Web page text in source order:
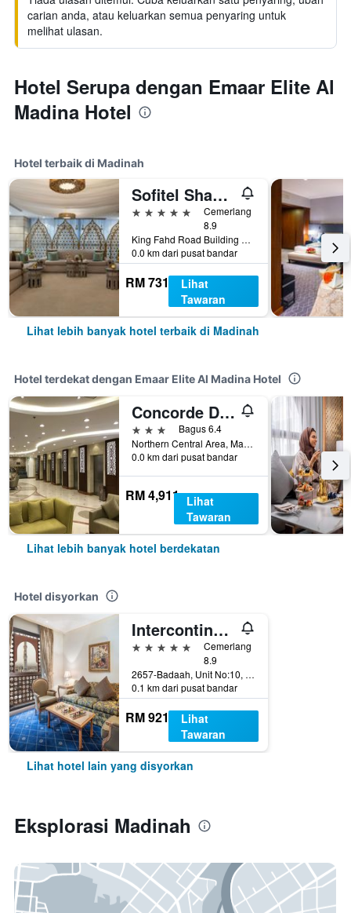
carian anda, atau keluarkan semua penyaring untuk
melihat ulasan.
Hotel Serupa dengan Emaar Elite Al
Madina Hotel
Hotel terbaik di Madinah
Sofitel Shahd Al Madinah
5 bintang
Cemerlang
8.9
King Fahd Road Building 2943, Madinah, Arab Saudi
0.0 km dari pusat bandar
RM 731
Lihat
Tawaran
Lihat lebih banyak hotel terbaik di Madinah
Hotel terdekat dengan Emaar Elite Al Madina Hotel
Concorde Dar Al Khair
3 bintangBagus 6.4
Northern Central Area, Madinah, Arab Saudi
0.0 km dari pusat bandar
RM 4,911 Lihat
Tawaran
Lihat lebih banyak hotel berdekatan
Hotel disyorkan
Intercontinental Hotels Dar Al Iman Madinah By IHG
5 bintang
Cemerlang
8.9
2657-Badaah, Unit No:10, Madinah, Arab Saudi
0.1 km dari pusat bandar
RM 921
Lihat
Tawaran
Lihat hotel lain yang disyorkan
Eksplorasi Madinah